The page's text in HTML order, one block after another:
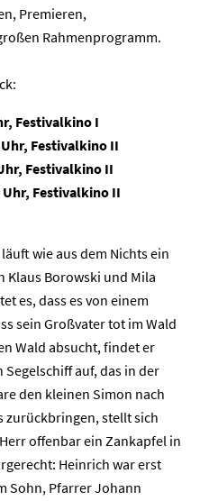
Premieren,
Rahmenprogramm.
Festivalkino I
Festivalkino II
Festivalkino II
Uhr, Festivalkino II
wie aus dem Nichts ein
Klaus Borowski und Mila
es, dass es von einem
sein Großvater tot im Wald
Wald absucht, findet er
auf, das in der
den kleinen Simon nach
zurückbringen, stellt sich
offenbar ein Zankapfel in
Heinrich war erst
Sohn, Pfarrer Johann